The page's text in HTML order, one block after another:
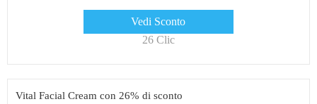
Vedi Sconto
26 Clic
Vital Facial Cream con 26% di sconto